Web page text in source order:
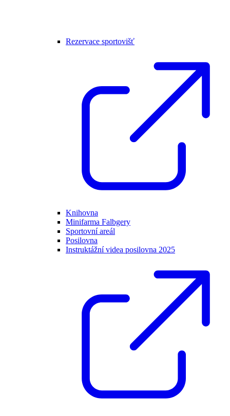
Rezervace sportovišť
Knihovna
Minifarma Falbgery
Sportovní areál
Posilovna
Instruktážní videa posilovna 2025